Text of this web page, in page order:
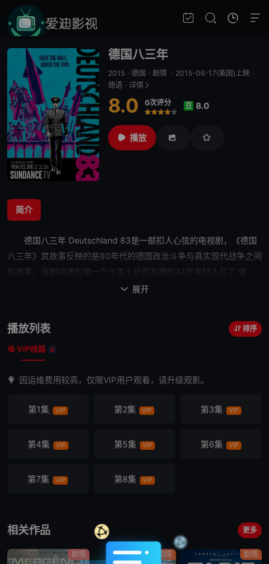
德国八三年
2015 · 德国 · 剧情 · 2015-06-17(美国)上映 ·
德语 · 详情
8.0 0次评分
很差
较差
还行推荐力荐
豆 8.0
播放
简介
德国八三年 Deutschland 83是一部扣人心弦的电视剧，《德国
八三年》其故事反映的是80年代的德国政治斗争与真实现代战争之间
的故事。该剧讲述的是一个土生土长在东德的24岁年轻人马丁·劳
赫，被强制派往西德做民主德国国家安全局的
人的秘密……
 展开
播放列表 排序
VIP线路 8
因运维费用较高，仅限VIP用户观看，请升级观影。
第1集 VIP 第2集 VIP 第3集 VIP
第4集 VIP 第5集 VIP 第6集 VIP
第7集 VIP 第8集 VIP
相关作品 更多
剧情 剧情 剧情